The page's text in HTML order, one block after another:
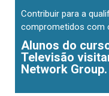
Contribuir para a
comprometidos com
Alunos do
Televisão
Network Group.